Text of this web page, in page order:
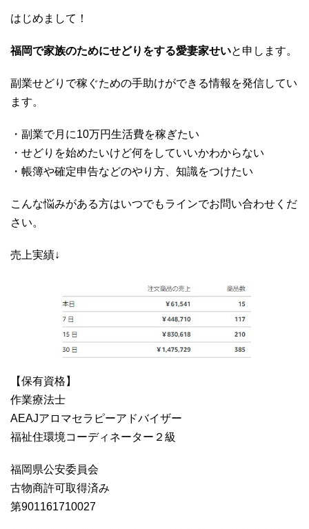
はじめまして！
福岡で家族のためにせどりをする愛妻家せいと申します。
副業せどりで稼ぐための手助けができる情報を発信してい
ます。
・副業で月に10万円生活費を稼ぎたい
・せどりを始めたいけど何をしていいかわからない
・帳簿や確定申告などのやり方、知識をつけたい
こんな悩みがある方はいつでもラインでお問い合わせくだ
さい。
売上実績↓
【保有資格】
作業療法士
AEAJアロマセラピーアドバイザー
福祉住環境コーディネーター２級
福岡県公安委員会
古物商許可取得済み
第901161710027